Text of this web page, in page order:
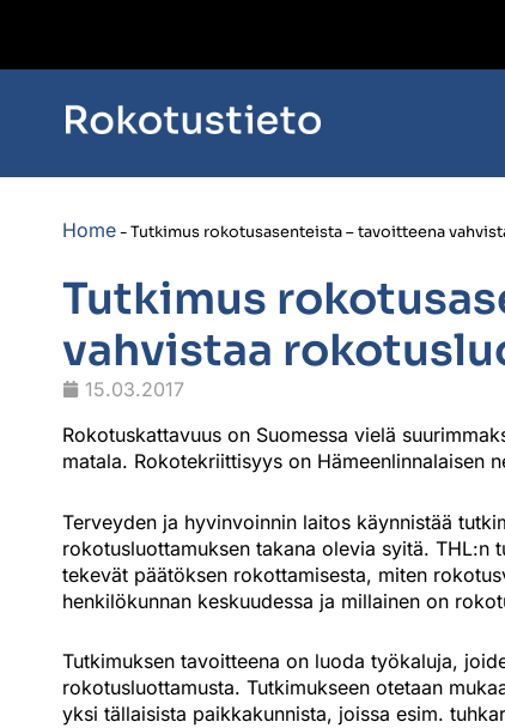
Home-Tutkimus rokotusasenteista – tavoitteena
Tutkimus
vahvistaa
15.03.2017
Rokotuskattavuus on Suomessa vielä
matala. Rokotekriittisyys on Hämeenlinnalaisen
Terveyden ja hyvinvoinnin laitos käynnistää
rokotusluottamuksen takana olevia syitä. THL:n
tekevät päätöksen rokottamisesta, miten
henkilökunnan keskuudessa ja millainen on
Tutkimuksen tavoitteena on luoda työkaluja,
rokotusluottamusta. Tutkimukseen otetaan
yksi tällaisista paikkakunnista, joissa esim.